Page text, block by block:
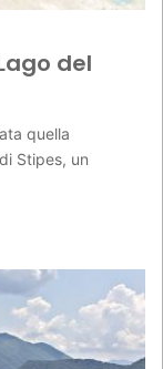
del
quella
Stipes, un